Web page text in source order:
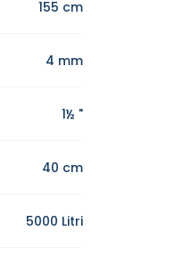
155 cm
4 mm
1½ "
40 cm
5000 Litri